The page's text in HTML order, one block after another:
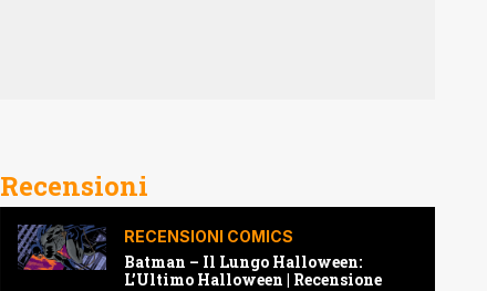
Recensioni
RECENSIONI COMICS
Batman – Il Lungo Halloween:
L’Ultimo Halloween | Recensione